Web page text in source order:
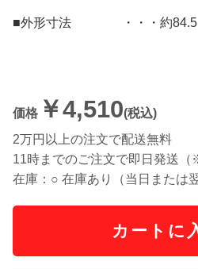
■外形寸法 ・・・約84.5（
価格 ￥4,510(税込)
2万円以上の注文で配送無料
11時までのご注文で即日発送（
在庫：○ 在庫あり（当日または
カートに